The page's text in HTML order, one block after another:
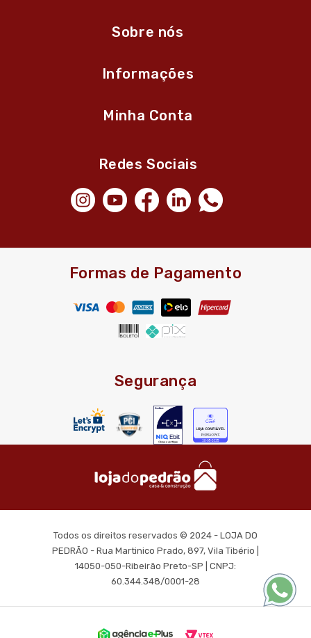
Sobre nós
Informações
Minha Conta
Redes Sociais
Formas de Pagamento
Segurança
Todos os direitos reservados © 2024 - LOJA DO
PEDRÃO - Rua Martinico Prado, 897, Vila Tibério |
14050-050-Ribeirão Preto-SP | CNPJ:
60.344.348/0001-28